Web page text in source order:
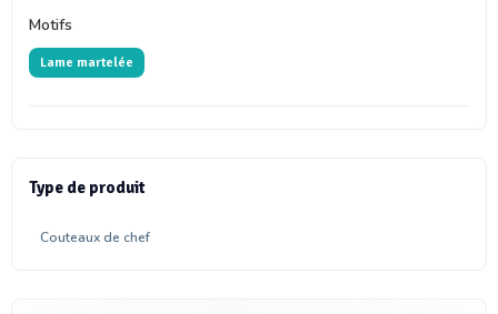
Motifs
Lame martelée
Type de produit
Couteaux de chef